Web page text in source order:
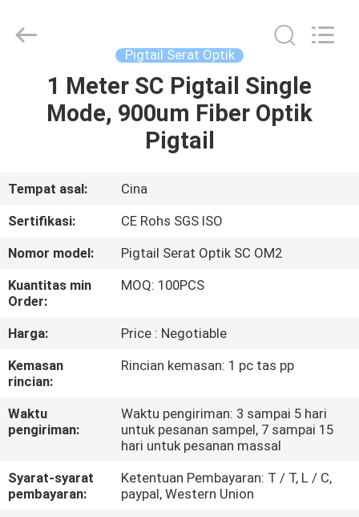
RUMAH
TENTANG
KAMI
TUR
PABRIK
KONTROL
KUALITAS
HUBUNGI
BERITA
Pigtail Serat Optik
1 Meter SC Pigtail Single
Mode, 900um Fiber Optik
Pigtail
Tempat asal:
Cina
Sertifikasi:
CE Rohs SGS ISO
Nomor model:
Pigtail Serat Optik SC OM2
Kuantitas min
Order:
MOQ: 100PCS
Harga:
Price : Negotiable
Kemasan
rincian:
Rincian kemasan: 1 pc tas pp
Waktu
pengiriman:
Waktu pengiriman: 3 sampai 5 hari
untuk pesanan sampel, 7 sampai 15
hari untuk pesanan massal
Syarat-syarat
pembayaran:
Ketentuan Pembayaran: T / T, L / C,
paypal, Western Union